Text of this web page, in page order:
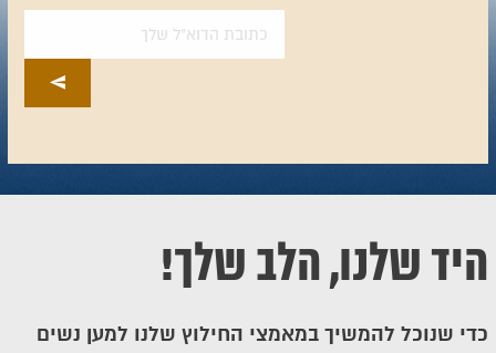
היד שלנו, הלב שלך!
כדי שנוכל להמשיך במאמצי החילוץ שלנו למען נשים